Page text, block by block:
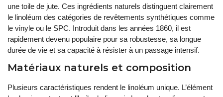
une toile de jute. Ces ingrédients naturels distinguent clairement
le linoléum des catégories de revêtements synthétiques comme
le vinyle ou le SPC. Introduit dans les années 1860, il est
rapidement devenu populaire pour sa robustesse, sa longue
durée de vie et sa capacité à résister à un passage intensif.
Matériaux naturels et composition
Plusieurs caractéristiques rendent le linoléum unique. L’élément